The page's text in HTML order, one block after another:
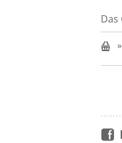
Das